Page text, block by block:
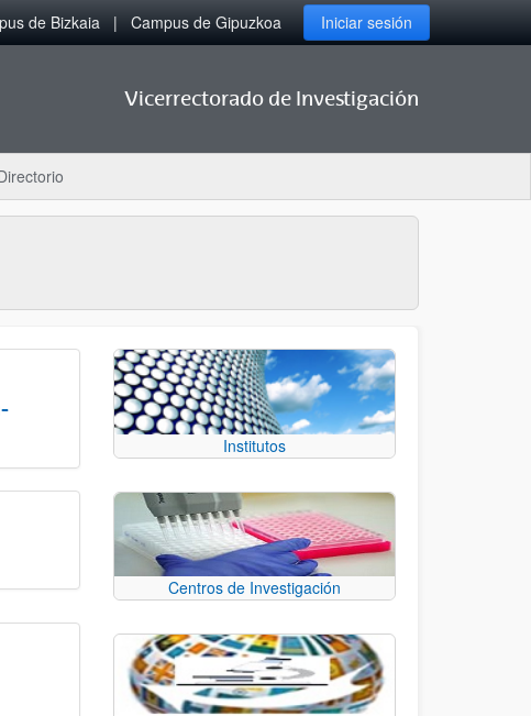
de Bizkaia Campus de Gipuzkoa Iniciar sesión
Vicerrectorado de Investigación
Institutos
Centros de Investigación